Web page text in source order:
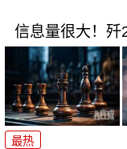
信息量很大！歼
最热